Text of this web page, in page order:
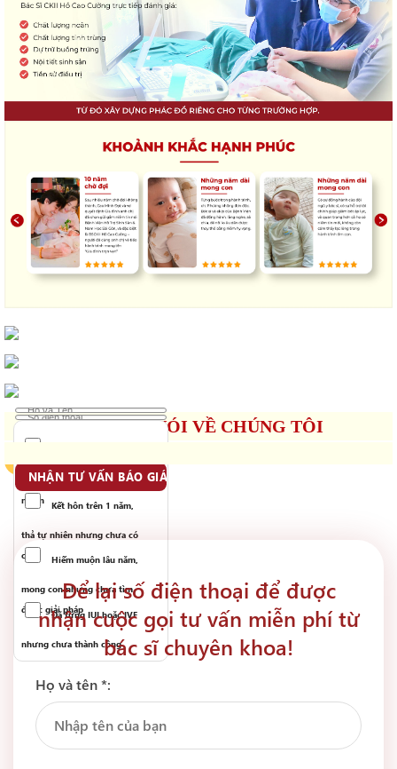
2 người đang trò chuyện...
dạng hoặc khó thụ thai tự
nhiên
Kết hôn trên 1 năm,
thả tự nhiên nhưng chưa có
con
Hiếm muộn lâu năm,
mong con nhưng chưa tìm
được giải phápĐã từng IUI hoặc IVF
nhưng chưa thành công
BÁO CHÍ NÓI VỀ CHÚNG TÔI
Để lại số điện thoại để được
nhận cuộc gọi tư vấn miễn phí từ
bác sĩ chuyên khoa!
Họ và tên *: